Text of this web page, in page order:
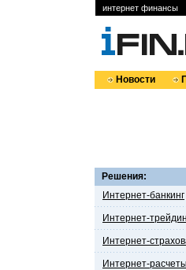
интернет финансы
Новости
Решения:
Интернет-банкинг
Интернет-
Интернет-
Интернет-расчеты